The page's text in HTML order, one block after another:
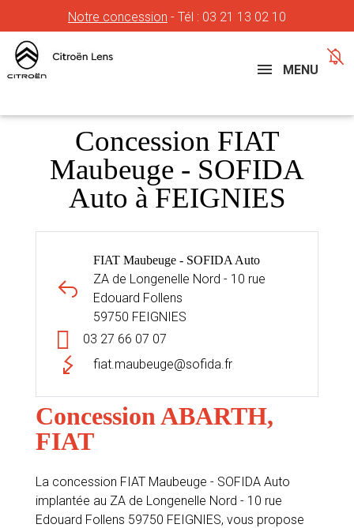
Notre concession - Tél : 03 21 13 02 10
Concessions
MENU
Concession FIAT
Maubeuge - SOFIDA
Auto à FEIGNIES
FIAT Maubeuge - SOFIDA Auto
ZA de Longenelle Nord - 10 rue
Edouard Follens
59750 FEIGNIES
03 27 66 07 07
fiat.maubeuge@sofida.fr
Concession ABARTH,
FIAT
La concession FIAT Maubeuge - SOFIDA Auto
implantée au ZA de Longenelle Nord - 10 rue
Edouard Follens 59750 FEIGNIES, vous propose